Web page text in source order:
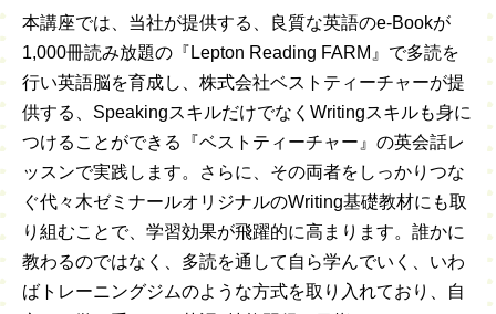
本講座では、当社が提供する、良質な英語のe-Bookが
1,000冊読み放題の『Lepton Reading FARM』で多読を
行い英語脳を育成し、株式会社ベストティーチャーが提
供する、SpeakingスキルだけでなくWritingスキルも身に
つけることができる『ベストティーチャー』の英会話レ
ッスンで実践します。さらに、その両者をしっかりつな
ぐ代々木ゼミナールオリジナルのWriting基礎教材にも取
り組むことで、学習効果が飛躍的に高まります。誰かに
教わるのではなく、多読を通して自ら学んでいく、いわ
ばトレーニングジムのような方式を取り入れており、自